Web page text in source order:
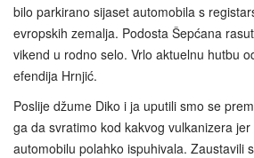
bilo parkirano sijaset automobila s
evropskih zemalja. Podosta Šepćana
vikend u rodno selo. Vrlo aktuelnu hutbu
efendija Hrnjić.
Poslije džume Diko i ja uputili smo se
ga da svratimo kod kakvog vulkanizera
automobilu polahko ispuhivala. Zaustavili